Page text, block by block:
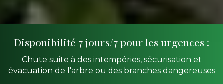
Disponibilité 7 jours/7 pour les urgences :
Chute suite à des intempéries, sécurisation et
évacuation de l'arbre ou des branches dangereuses